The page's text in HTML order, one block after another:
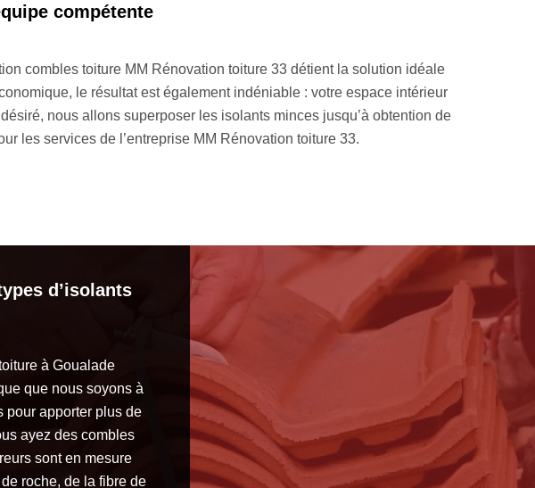
une isolation de toiture suivant les règles de l’art
MM Rénovation toiture 33 et profitez d’un accompagnement sur mesure
mesure de faire une isolation par l’intérieur ou une isolation par l’extérieur de
fonction de l’état de vos combles, de la surface habitable dans vos combles et
pas à nous contacter pour nous confier votre projet.
d’isolants
à Goualade
que nous soyons à
pour apporter plus de
ayez des combles
sont en mesure
roche, de la fibre de